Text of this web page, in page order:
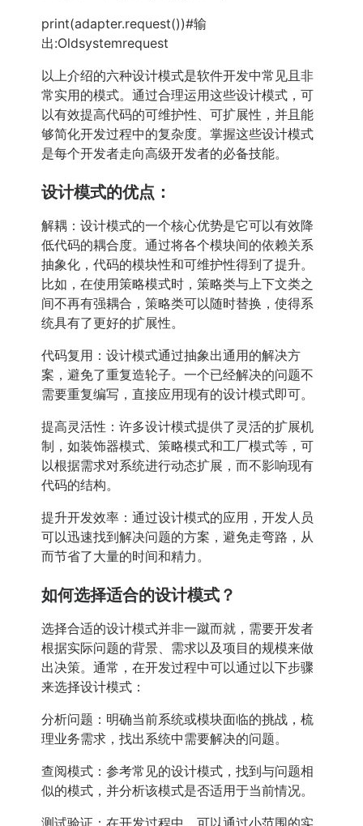
print(adapter.request())#输
出:Oldsystemrequest
以上介绍的六种设计模式是软件开发中常见且非
常实用的模式。通过合理运用这些设计模式，可
以有效提高代码的可维护性、可扩展性，并且能
够简化开发过程中的复杂度。掌握这些设计模式
是每个开发者走向高级开发者的必备技能。
设计模式的优点：
解耦：设计模式的一个核心优势是它可以有效降
低代码的耦合度。通过将各个模块间的依赖关系
抽象化，代码的模块性和可维护性得到了提升。
比如，在使用策略模式时，策略类与上下文类之
间不再有强耦合，策略类可以随时替换，使得系
统具有了更好的扩展性。
代码复用：设计模式通过抽象出通用的解决方
案，避免了重复造轮子。一个已经解决的问题不
需要重复编写，直接应用现有的设计模式即可。
提高灵活性：许多设计模式提供了灵活的扩展机
制，如装饰器模式、策略模式和工厂模式等，可
以根据需求对系统进行动态扩展，而不影响现有
代码的结构。
提升开发效率：通过设计模式的应用，开发人员
可以迅速找到解决问题的方案，避免走弯路，从
而节省了大量的时间和精力。
如何选择适合的设计模式？
选择合适的设计模式并非一蹴而就，需要开发者
根据实际问题的背景、需求以及项目的规模来做
出决策。通常，在开发过程中可以通过以下步骤
来选择设计模式：
分析问题：明确当前系统或模块面临的挑战，梳
理业务需求，找出系统中需要解决的问题。
查阅模式：参考常见的设计模式，找到与问题相
似的模式，并分析该模式是否适用于当前情况。
测试验证：在开发过程中，可以通过小范围的实